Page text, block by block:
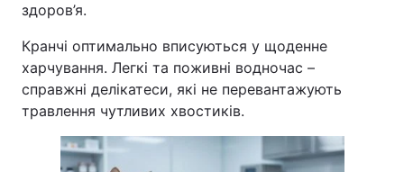
здоров’я.
Кранчі оптимально вписуються у щоденне
харчування. Легкі та поживні водночас –
справжні делікатеси, які не перевантажують
травлення чутливих хвостиків.